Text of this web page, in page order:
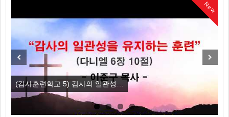
New
(감사훈련학교 5) 감사의 일관성…